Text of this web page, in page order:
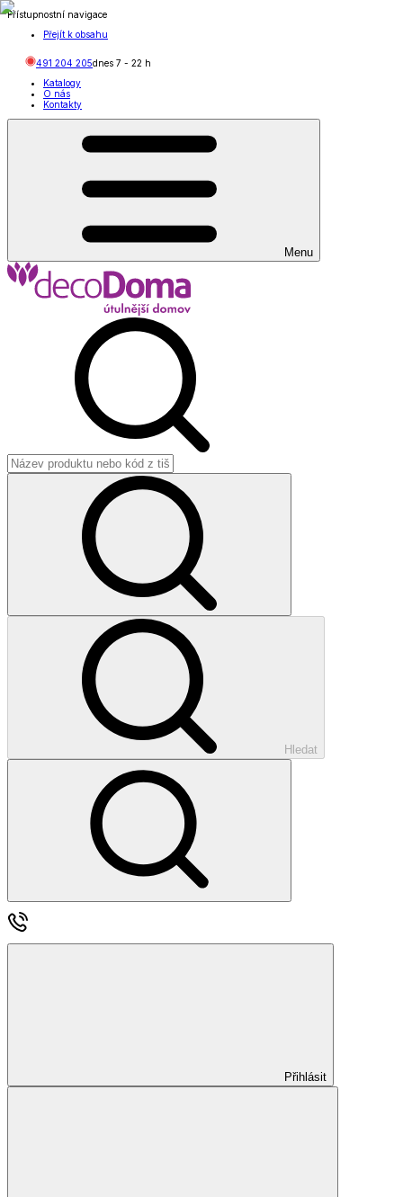
Přístupnostní navigace
Přejít k obsahu
491 204 205dnes 7 - 22 h
Katalogy
O nás
Kontakty
Menu
Hledat
Přihlásit